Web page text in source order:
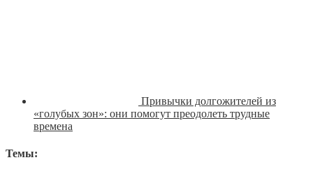
Привычки долгожителей из
«голубых зон»: они помогут преодолеть трудные
времена
Темы: